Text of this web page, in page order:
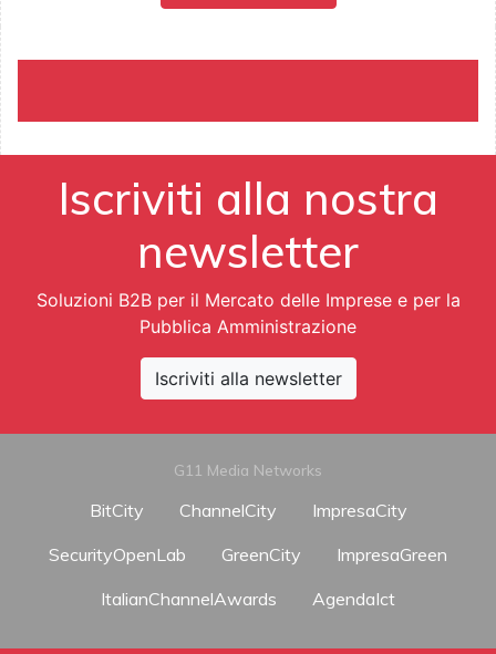
Iscriviti alla nostra
newsletter
Soluzioni B2B per il Mercato delle Imprese e per la
Pubblica Amministrazione
Iscriviti alla newsletter
G11 Media Networks
BitCity ChannelCity
ImpresaCity
SecurityOpenLab
GreenCity
ImpresaGreen
ItalianChannelAwards
AgendaIct